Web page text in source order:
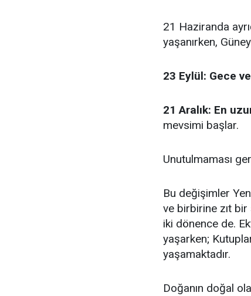
21 Haziranda
yaşanırken,
23 Eylül: Gece
21 Aralık: En
mevsimi başlar.
Unutulmaması
Bu değişimler
ve birbirine zıt
iki dönence de.
yaşarken;
yaşamaktadır.
Doğanın doğal